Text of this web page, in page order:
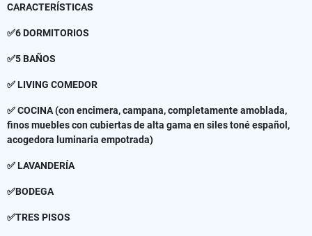
CARACTERÍSTICAS
✅6 DORMITORIOS
✅5 BAÑOS
✅ LIVING COMEDOR
✅ COCINA (con encimera, campana, completamente amoblada,
finos muebles con cubiertas de alta gama en siles toné español,
acogedora luminaria empotrada)
✅ LAVANDERÍA
✅BODEGA
✅TRES PISOS